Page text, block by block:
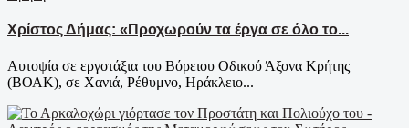
Χρίστος Δήμας: «Προχωρούν τα έργα σε όλο το...
Αυτοψία σε εργοτάξια του Βόρειου Οδικού Άξονα Κρήτης
(ΒΟΑΚ), σε Χανιά, Ρέθυμνο, Ηράκλειο...